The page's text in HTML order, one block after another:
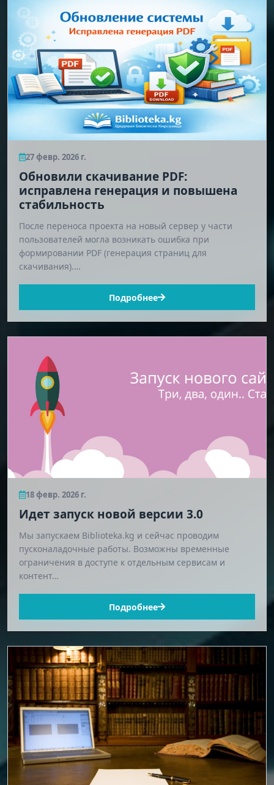
27 февр. 2026 г.
Обновили скачивание PDF:
исправлена генерация и повышена
стабильность
После переноса проекта на новый сервер у части
пользователей могла возникать ошибка при
формировании PDF (генерация страниц для
скачивания).…
Подробнее
18 февр. 2026 г.
Идет запуск новой версии 3.0
Мы запускаем Biblioteka.kg и сейчас проводим
пусконаладочные работы. Возможны временные
ограничения в доступе к отдельным сервисам и
контент…
Подробнее